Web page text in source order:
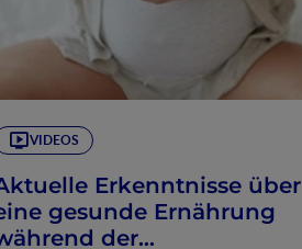
VIDEOS
Erkenntnisse über
gesunde Ernährung
der